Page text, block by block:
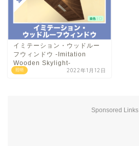
照明
イミテーション・ウッドルー
フウィンドウ -Imitation
Wooden Skylight-
2022年1月12日
Sponsored Links